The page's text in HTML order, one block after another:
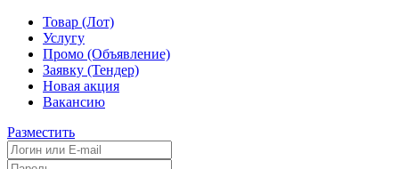
Товар (Лот)
Услугу
Промо (Объявление)
Заявку (Тендер)
Новая акция
Вакансию
Разместить